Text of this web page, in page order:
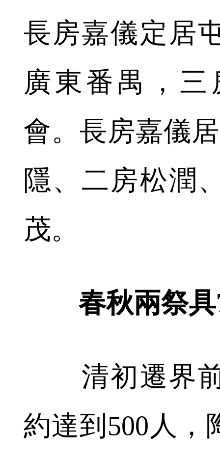
長房嘉儀定居
廣東番禺，
會。長房嘉儀
隱、二房松潤
茂。
春秋兩祭具
清初遷界前
約達到500人，